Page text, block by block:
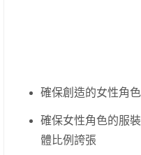
確保創造的女性角
確保女性角色的服
體比例誇張